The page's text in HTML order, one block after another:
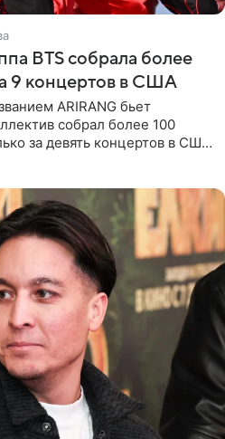
BTS собрала более
9 концертов в США
ARIRANG бьет
собрал более 100
за девять концертов в США.